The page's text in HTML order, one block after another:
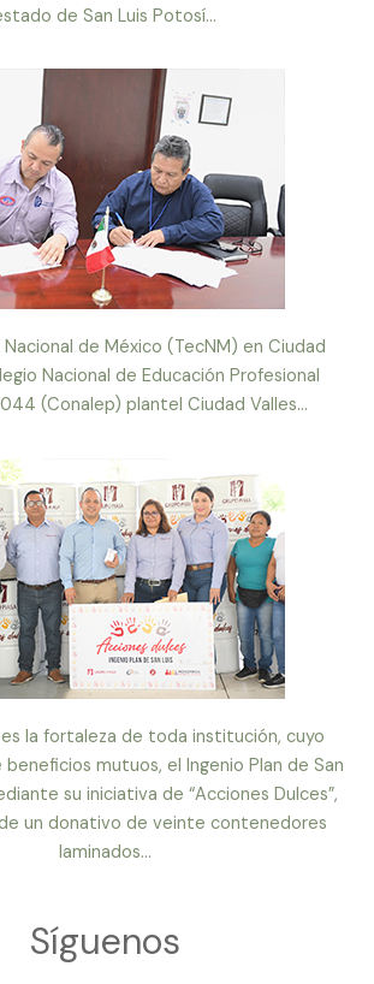
de San Luis Potosí...
de México (TecNM) en Ciudad
Nacional de Educación Profesional
(Conalep) plantel Ciudad Valles...
la fortaleza de toda institución, cuyo
mutuos, el Ingenio Plan de San
su iniciativa de “Acciones Dulces”,
un donativo de veinte contenedores
laminados...
Síguenos